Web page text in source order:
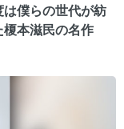
僕らの世代が紡
本滋民の名作